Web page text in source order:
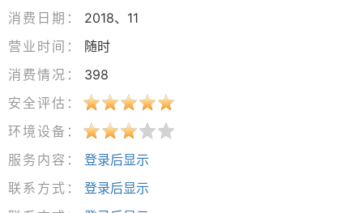
消费日期：
2018、11
营业时间：
随时
消费情况：
398
安全评估：
环境设备：
服务内容：
登录后显示
联系方式：
登录后显示